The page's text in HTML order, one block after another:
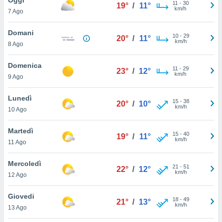
è
al sito
di
ci
di
il
un
la
nella
7 Ago
19° / 11° 11 - 30
km/h
Domani
8 Ago
20° / 11° 10- 29
km/h
Domenica
9 Ago
23° / 12° 11 - 29
km/h
Lunedì
10 Ago
20° / 10° 15- 38
km/h
Martedì
11 Ago
19° / 11° 15- 40
km/h
Mercoledì
12 Ago
22° / 12° 21 - 51
km/h
Giovedi
13 Ago
21° / 13° 18- 49
km/h